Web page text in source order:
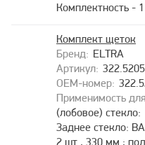
Комплектность -
ELTRA
Комплект щеток
(лобовое)
Заднее стекло: